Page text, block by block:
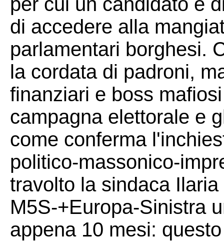
di accedere alla
parlamentari borghesi.
la cordata di padroni,
finanziari e boss
campagna elettorale e
come conferma
politico-massonico-
travolto la sindaca
M5S-+Europa-Sinistra
appena 10 mesi: